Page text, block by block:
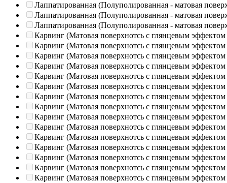
Лаппатированная (Полуполированная - матовая
Лаппатированная (Полуполированная - матовая
Лаппатированная (Полуполированная - матовая
Карвинг (Матовая поверхнотсь с глянцевым эффектом
Карвинг (Матовая поверхнотсь с глянцевым эффектом
Карвинг (Матовая поверхнотсь с глянцевым эффектом
Карвинг (Матовая поверхнотсь с глянцевым эффектом
Карвинг (Матовая поверхнотсь с глянцевым эффектом
Карвинг (Матовая поверхнотсь с глянцевым эффектом
Карвинг (Матовая поверхнотсь с глянцевым эффектом
Карвинг (Матовая поверхнотсь с глянцевым эффектом
Карвинг (Матовая поверхнотсь с глянцевым эффектом
Карвинг (Матовая поверхнотсь с глянцевым эффектом
Карвинг (Матовая поверхнотсь с глянцевым эффектом
Карвинг (Матовая поверхнотсь с глянцевым эффектом
Карвинг (Матовая поверхнотсь с глянцевым эффектом
Карвинг (Матовая поверхнотсь с глянцевым эффектом
Карвинг (Матовая поверхнотсь с глянцевым эффектом